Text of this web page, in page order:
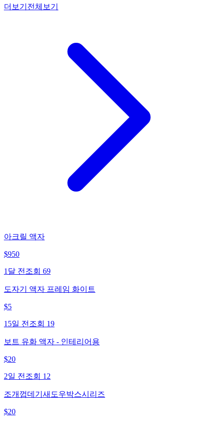
더보기 전체보기
아크릴 액자
$950
1달 전 조회 69
도자기 액자 프레임 화이트
$5
15일 전 조회 19
보트 유화 액자 - 인테리어용
$20
2일 전 조회 12
조개껍데기새도우박스시리즈
$20